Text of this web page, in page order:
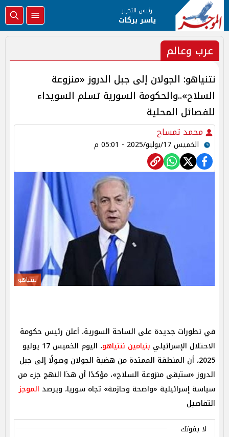
رئيس التحرير
ياسر بركات
عرب وعالم
نتنياهو: الجولان إلى جبل الدروز «منزوعة
السلاح»..والحكومة السورية تسلم السويداء
للفصائل المحلية
محمد تمساح
الخميس 17/يوليو/2025 - 05:01 م
نتنياهو
في تطورات جديدة على الساحة السورية، أعلن رئيس حكومة
الاحتلال الإسرائيلي بنيامين نتنياهو
، اليوم الخميس 17 يوليو
2025، أن المنطقة الممتدة من هضبة الجولان وصولًا إلى جبل
الدروز «ستبقى منزوعة السلاح»، مؤكدًا أن هذا النهج جزء من
سياسة إسرائيلية «واضحة وحازمة» تجاه سوريا، ويرصد الموجز
التفاصيل
لا يفوتك